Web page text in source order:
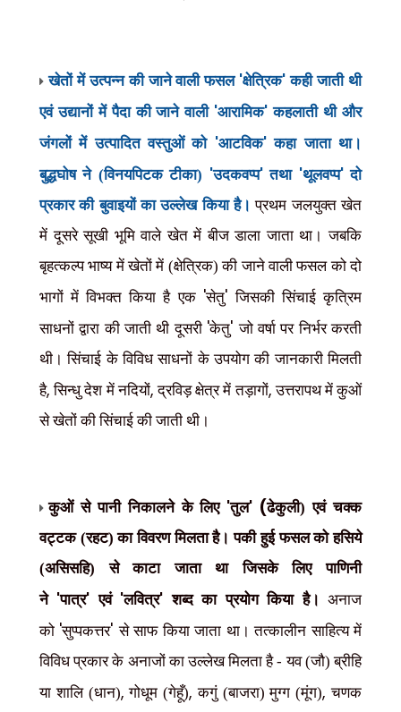
खेतों में उत्पन्न की जाने वाली फसल 'क्षेत्रिक'कही जाती थी
एवं उद्यानों में पैदा की जाने वाली 'आरामिक'कहलाती थी और
जंगलों में उत्पादित वस्तुओं को 'आटविक'कहा जाता था।
बुद्धघोष ने (विनयपिटक टीका) 'उदकवप्प'तथा 'थूलवप्प'दो
प्रकार की बुवाइयों का उल्लेख किया है।प्रथम जलयुक्त खेत
में दूसरे सूखी भूमि वाले खेत में बीज डाला जाता था। जबकि
बृहत्कल्प भाष्य में खेतों में (क्षेत्रिक) की जाने वाली फसल को दो
भागों में विभक्त किया है एक 'सेतु'जिसकी सिंचाई कृत्रिम
साधनों द्वारा की जाती थी दूसरी 'केतु'जो वर्षा पर निर्भर करती
थी। सिंचाई के विविध साधनों के उपयोग की जानकारी मिलती
है,सिन्धु देश में नदियों,द्रविड़ क्षेत्र में तड़ागों,उत्तरापथ में कुओं
से खेतों की सिंचाई की जाती थी।
कुओं से पानी निकालने के लिए 'तुल' (ढेकुली) एवं चक्क
वट्टक (रहट) का विवरण मिलता है। पकी हुई फसल को हसिये
(असिसहि) से काटा जाता था जिसके लिए पाणिनी
ने 'पात्र'एवं 'लवित्र'शब्द का प्रयोग किया है।अनाज
को 'सुप्पकत्तर'से साफ किया जाता था। तत्कालीन साहित्य में
विविध प्रकार के अनाजों का उल्लेख मिलता है - यव (जौ) ब्रीहि
या शालि (धान),गोधूम (गेहूँ),कगुं (बाजरा) मुग्ग (मूंग),चणक